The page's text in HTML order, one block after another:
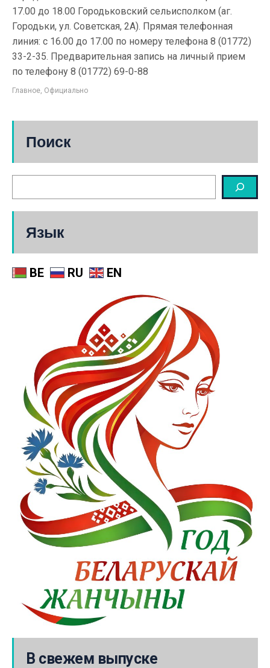
17.00 до 18.00 Городьковский сельисполком (аг.
Городьки, ул. Советская, 2А). Прямая телефонная
линия: с 16.00 до 17.00 по номеру телефона 8 (01772)
33-2-35. Предварительная запись на личный прием
по телефону 8 (01772) 69-0-88
Главное, Официально
Поиск
Язык
BE RU EN
В свежем выпуске